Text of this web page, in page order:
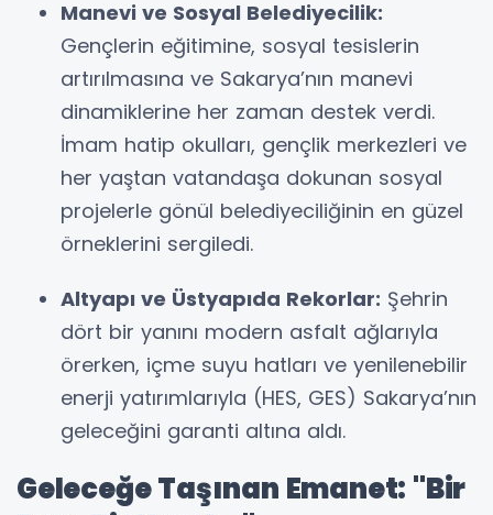
Manevi ve Sosyal Belediyecilik:
Gençlerin eğitimine, sosyal tesislerin
artırılmasına ve Sakarya’nın manevi
dinamiklerine her zaman destek verdi.
İmam hatip okulları, gençlik merkezleri ve
her yaştan vatandaşa dokunan sosyal
projelerle gönül belediyeciliğinin en güzel
örneklerini sergiledi.
Altyapı ve Üstyapıda Rekorlar: Şehrin
dört bir yanını modern asfalt ağlarıyla
örerken, içme suyu hatları ve yenilenebilir
enerji yatırımlarıyla (HES, GES) Sakarya’nın
geleceğini garanti altına aldı.
Geleceğe Taşınan Emanet: "Bir